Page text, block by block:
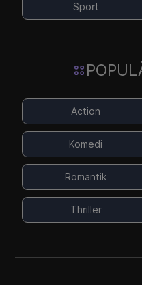
Sport
Action
Komedi
Romantik
Thriller